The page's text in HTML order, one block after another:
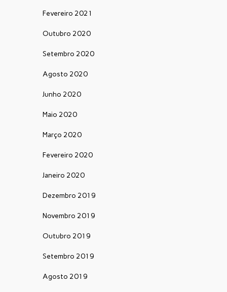
Fevereiro 2021
Outubro 2020
Setembro 2020
Agosto 2020
Junho 2020
Maio 2020
Março 2020
Fevereiro 2020
Janeiro 2020
Dezembro 2019
Novembro 2019
Outubro 2019
Setembro 2019
Agosto 2019